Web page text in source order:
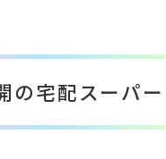
の宅配スーパー